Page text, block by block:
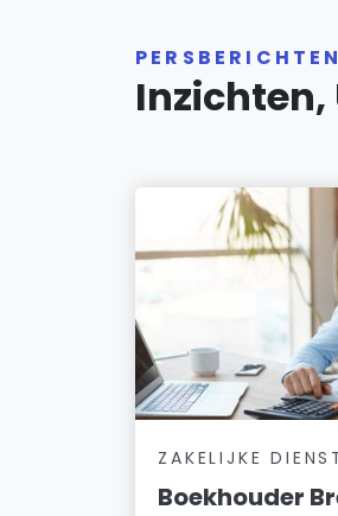
Inzichten,
ZAKELIJKE
Boekhouder